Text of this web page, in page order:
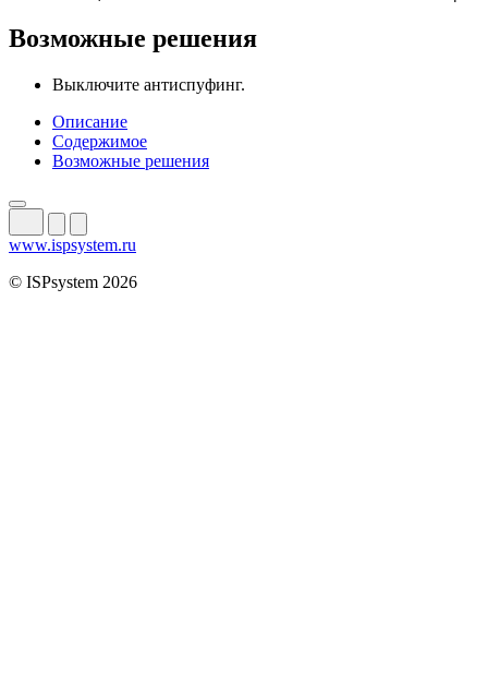
Возможные решения
Выключите антиспуфинг.
Описание
Содержимое
Возможные решения
www.ispsystem.ru
© ISPsystem 2026